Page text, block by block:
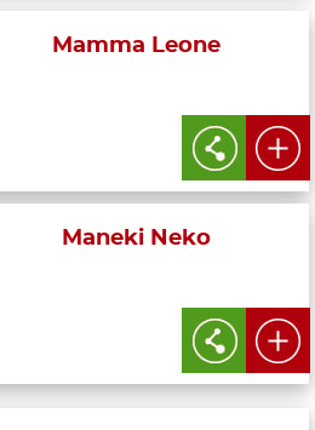
Mamma Leone
Maneki Neko